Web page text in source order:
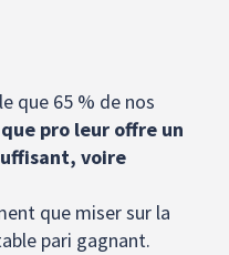
que 65 % de nos
que pro leur offre un
voire
que miser sur la
pari gagnant.